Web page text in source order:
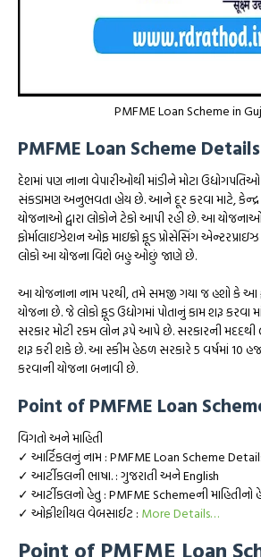
PMFME Loan Scheme in
PMFME Loan Scheme Details
દેશમાં પણ નાના વેપારીઓથી માંડીને મોટા
સંકડામણ અનુભવતા હોય છે. આને દૂર કરવા માટે, કેન્દ્ર
યોજનાઓ દ્વારા લોકોને ટેકો આપી રહી છે. આ
ફોર્માલાઇઝેશન ઓફ માઇક્રો ફૂડ પ્રોસેસિંગ
લોકો આ યોજના વિશે બહુ ઓછું જાણે છે.
આ યોજનાના નામ પરથી, તમે સમજી ગયા જ હશો કે આ
યોજના છે. જે લોકો ફૂડ ઉદ્યોગમાં પોતાનું કામ શરૂ કરવા
સરકાર મોટી રકમ લોન રૂપે આપે છે. સરકારની મદદથી
શરૂ કરી શકે છે. આ સ્કીમ હેઠળ સરકારે 5 વર્ષમાં 10
કરવાની યોજના બનાવી છે.
Point of PMFME Loan
વિગતો અને માહિતી
✓ આર્ટિકલનું નામ : PMFME Loan Scheme
✓ આર્ટીકલની ભાષા. : ગુજરાતી અને English
✓ આર્ટીકલનો હેતુ : PMFME Schemeની માહિતીનો
✓ ઓફીશીયલ વેબસાઈટ : More Details…
Point of PMFME Loan